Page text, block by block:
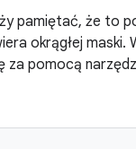
pamiętać, że to
okrągłej
za pomocą